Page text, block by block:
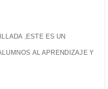
,ESTE ES UN
AL APRENDIZAJE Y